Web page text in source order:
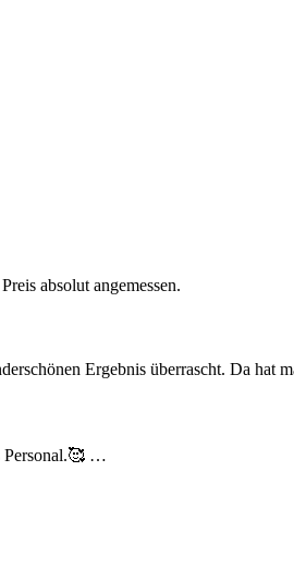
absolut angemessen.
Ergebnis überrascht. Da hat
Personal.🥰 …